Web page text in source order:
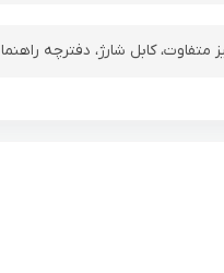
کابل شارژ، دفترچه راهنما